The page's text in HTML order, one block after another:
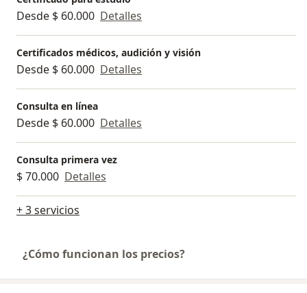
Desde $ 60.000 Detalles
Certificados médicos, audición y visión
Desde $ 60.000 Detalles
Consulta en línea
Desde $ 60.000 Detalles
Consulta primera vez
$ 70.000 Detalles
+ 3 servicios
¿Cómo funcionan los precios?